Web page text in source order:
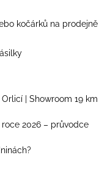
kočárků na prodejně
| Showroom 19 km
2026 – průvodce